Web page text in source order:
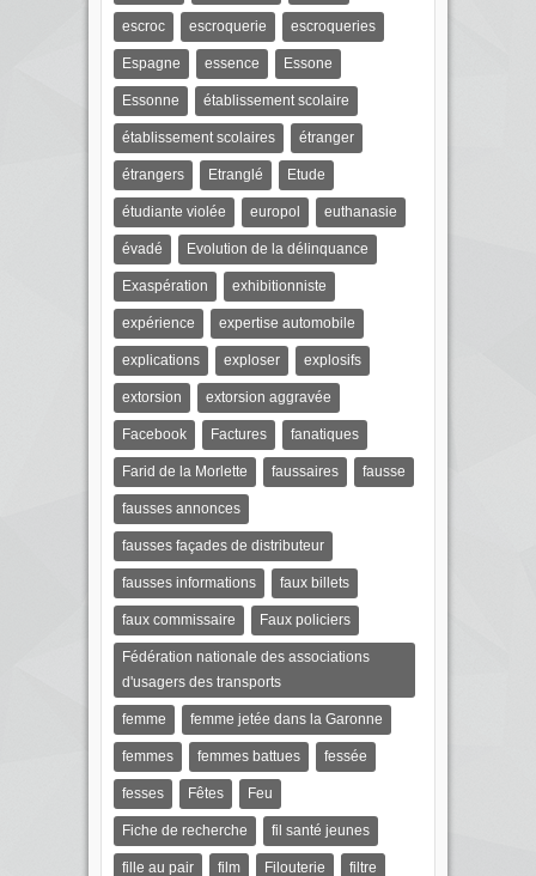
escroc escroquerie escroqueries
Espagne essence Essone
Essonne établissement scolaire
établissement scolaires étranger
étrangers Etranglé Etude
étudiante violée europol euthanasie
évadé Evolution de la délinquance
Exaspération exhibitionniste
expérience expertise automobile
explications exploser explosifs
extorsion extorsion aggravée
Facebook Factures fanatiques
Farid de la Morlette faussaires fausse
fausses annonces
fausses façades de distributeur
fausses informations faux billets
faux commissaire Faux policiers
Fédération nationale des associations
d'usagers des transports
femme femme jetée dans la Garonne
femmes femmes battues fessée
fesses Fêtes Feu
Fiche de recherche fil santé jeunes
fille au pair film Filouterie filtre